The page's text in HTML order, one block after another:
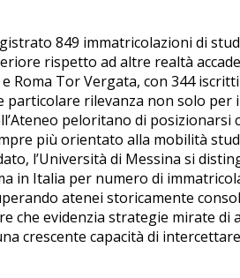
849 immatricolazioni di
rispetto ad altre realtà
Roma Tor Vergata, con 344 iscritti
particolare rilevanza non solo per
peloritano di posizionarsi
più orientato alla mobilità
l’Università di Messina si
in Italia per numero di
atenei storicamente
che evidenzia strategie mirate di
crescente capacità di